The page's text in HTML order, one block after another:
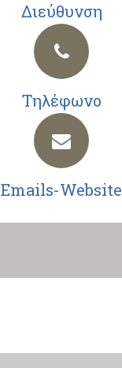
Διεύθυνση
Τηλέφωνο
Emails-Website